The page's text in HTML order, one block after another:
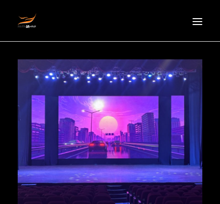
ABOUT US
NEWS
PRODUCTS
PARTNERS
RECRUITMENT
CONTACT
EN